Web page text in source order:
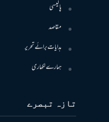
پالیسی
مقاصد
ہدایات برائے تحریر
ہمارے لکھاری
تازہ تبصرے